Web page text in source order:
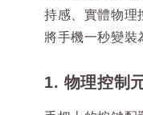
持感、實體物理
將手機一秒變裝
1. 物理控制